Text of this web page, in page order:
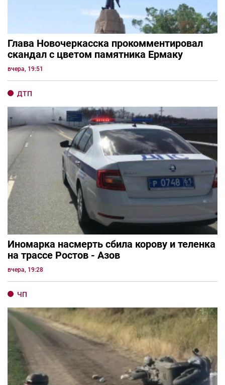
Глава Новочеркасска прокомментировал
скандал с цветом памятника Ермаку
вчера, 19:51
ДТП
Иномарка насмерть сбила корову и теленка
на трассе Ростов - Азов
вчера, 19:28
ЧП